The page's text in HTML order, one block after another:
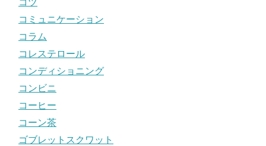
コツ
コミュニケーション
コラム
コレステロール
コンディショニング
コンビニ
コーヒー
コーン茶
ゴブレットスクワット